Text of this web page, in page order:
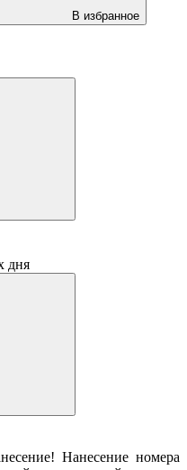
В избранное
дня
Нанесение номера